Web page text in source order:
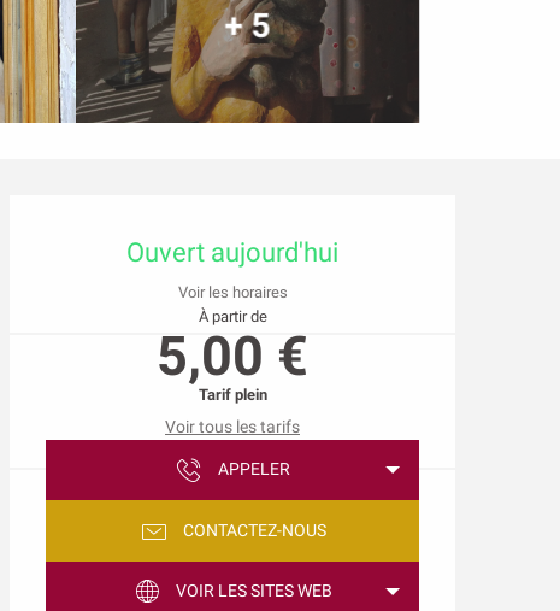
+ 5
Ouverture et
Ouvert aujourd'hui
Voir les horaires
À partir de
5,00 €
Tarif plein
Voir tous les tarifs
APPELER
CONTACTEZ-NOUS
VOIR LES SITES WEB